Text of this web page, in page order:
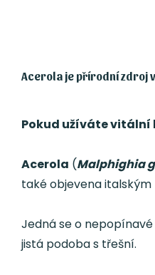
Acerola je přírodní zdroj
Pokud užíváte vitální
Acerola (Malphighia
také objevena
Jedná se o
jistá podoba s třešní.